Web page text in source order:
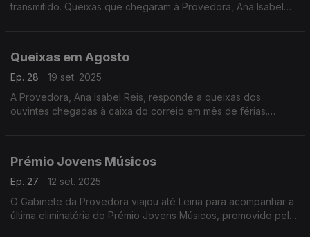
transmitido. Queixas que chegaram à Provedora, Ana Isabel
Queixas em Agosto
Ep. 28
19 set. 2025
A Provedora, Ana Isabel Reis, responde a queixas dos
ouvintes chegadas à caixa do correio em mês de férias.
Prémio Jovens Músicos
Ep. 27
12 set. 2025
O Gabinete da Provedora viajou até Leiria para acompanhar a
última eliminatória do Prémio Jovens Músicos, promovido pela